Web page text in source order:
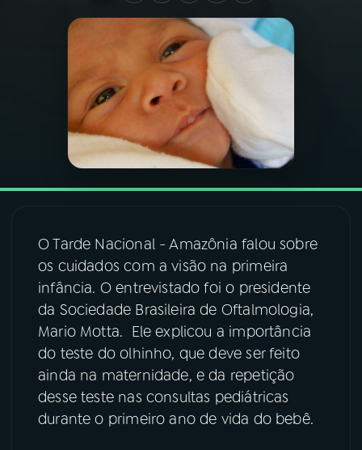
PROGRAMAS
PODCASTS
07ÚLTIMAS
FESTIVAL DE MÚSICA
ACOMPANHE A RÁDIO NACIONAL
Facebook
O Tarde Nacional - Amazônia falou sobre
os cuidados com a visão na primeira
infância. O entrevistado foi o presidente
da Sociedade Brasileira de Oftalmologia,
Mario Motta. Ele explicou a importância
do teste do olhinho, que deve ser feito
ainda na maternidade, e da repetição
desse teste nas consultas pediátricas
durante o primeiro ano de vida do bebê.